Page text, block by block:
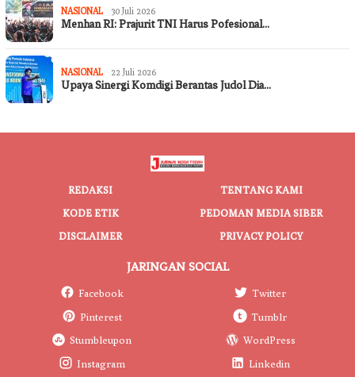
NASIONAL 30 Juli 2026
Menhan RI: Prajurit TNI Harus Pofesional…
NASIONAL 22 Juli 2026
Upaya Sinergi Komdigi Berantas Judol Dia…
REDAKSI
TENTANG KAMI
KODE ETIK
PEDOMAN MEDIA SIBER
DISCLAIMER
PRIVACY POLICY
JARINGAN SOCIAL
Facebook
Twitter
Pinterest
Tumblr
Stumbleupon
WordPress
Instagram
Linkedin